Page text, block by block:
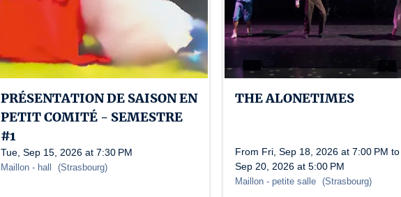
PRÉSENTATION DE SAISON EN
PETIT COMITÉ - SEMESTRE
#1
Tue, Sep 15, 2026 at 7:30 PM
Maillon - hall (Strasbourg)
THE ALONETIMES
From Fri, Sep 18, 2026 at 7:00 PM to
Sep 20, 2026 at 5:00 PM
Maillon - petite salle (Strasbourg)